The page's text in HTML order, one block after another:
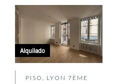
PISO, LYON 7ÈME
Alquilado